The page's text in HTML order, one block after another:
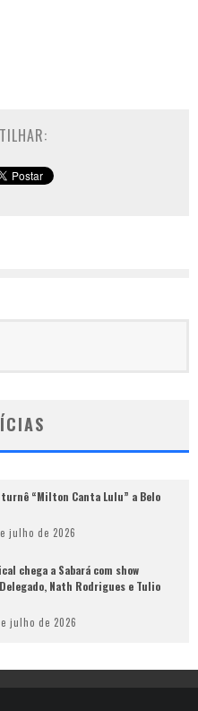
“Milton Canta Lulu” a Belo
julho de 2026
chega a Sabará com show
Nath Rodrigues e Tulio
julho de 2026